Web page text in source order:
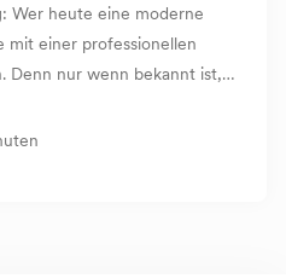
Wer heute eine moderne
mit einer professionellen
Denn nur wenn bekannt ist,
abgestimmt werden – ganz